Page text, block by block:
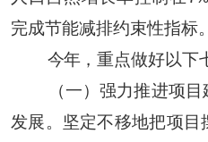
完成节能减排约束性指标。
今年，重点做好以下
（一）强力推进项
发展。
坚定不移地把项目